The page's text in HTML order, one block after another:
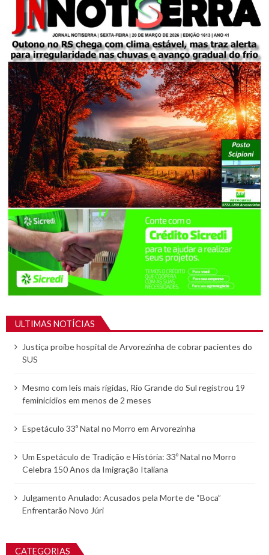
ULTIMAS NOTÍCIAS
Justiça proíbe hospital de Arvorezinha de cobrar pacientes do
SUS
Mesmo com leis mais rígidas, Rio Grande do Sul registrou 19
feminicídios em menos de 2 meses
Espetáculo 33º Natal no Morro em Arvorezinha
Um Espetáculo de Tradição e História: 33º Natal no Morro
Celebra 150 Anos da Imigração Italiana
Julgamento Anulado: Acusados pela Morte de “Boca”
Enfrentarão Novo Júri
CATEGORIAS